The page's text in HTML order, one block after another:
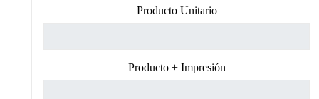
Producto Unitario
Producto + Impresión